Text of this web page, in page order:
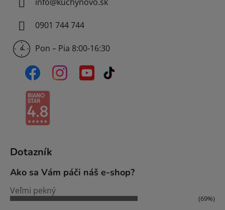
0901 744 744
Pon – Pia 8:00-16:30
Dotazník
Ako sa Vám páči náš e-shop?
Veľmi pekný
(69%)